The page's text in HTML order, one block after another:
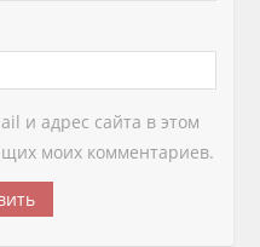
и адрес сайта в этом
моих комментариев.